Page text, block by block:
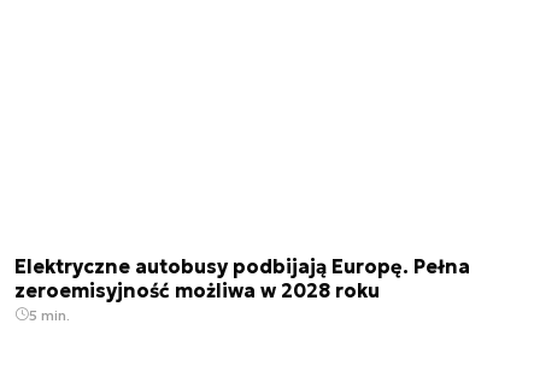
Elektryczne autobusy podbijają Europę. Pełna
zeroemisyjność możliwa w 2028 roku
5 min.